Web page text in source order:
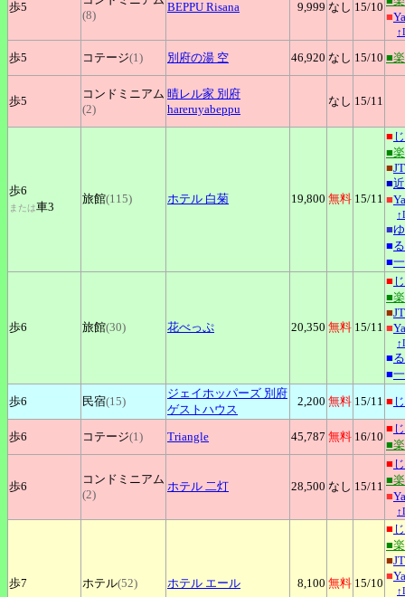
歩5
(8)
BEPPU Risana 9,999 なし 15/10
■
歩5 コテージ(1) 別府の湯 空 46,920 なし 15/10 ■
歩5
コンドミニアム
(2)
晴レル家 別府
hareruyabeppu
なし 15/11
歩6
または車3
旅館(115) ホテル 白菊 19,800 無料 15/11
■
■
■
■
■
■
■
■
歩6 旅館(30) 花べっぷ 20,350 無料 15/11
■
■
■
■
■
■
歩6
民宿(15)
ジェイホッパーズ 別府
ゲストハウス
2,200 無料 15/11 ■
歩6 コテージ(1) Triangle 45,787 無料 16/10
■
■
歩6
コンドミニアム
(2)
ホテル 二灯 28,500 なし 15/11
■
■
■
歩7 ホテル(52) ホテル エール 8,100 無料 15/10
■
■
■
■